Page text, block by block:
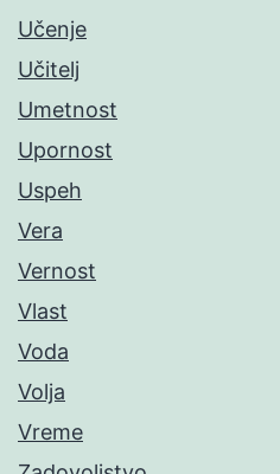
Učenje
Učitelj
Umetnost
Upornost
Uspeh
Vera
Vernost
Vlast
Voda
Volja
Vreme